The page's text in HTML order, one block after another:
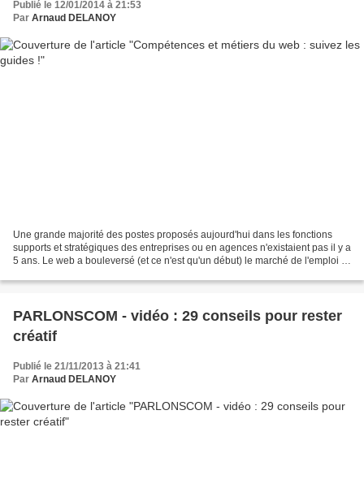
Publié le 12/01/2014 à 21:53
Par Arnaud DELANOY
Une grande majorité des postes proposés aujourd'hui dans les fonctions
supports et stratégiques des entreprises ou en agences n'existaient pas il y a
5 ans. Le web a bouleversé (et ce n'est qu'un début) le marché de l'emploi et
PARLONSCOM - vidéo : 29 conseils pour rester
créatif
Publié le 21/11/2013 à 21:41
Par Arnaud DELANOY